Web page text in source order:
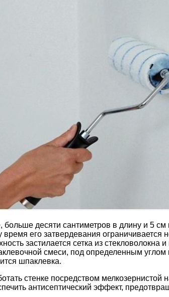
десяти сантиметров в длину и 5
время его затвердевания
застилается сетка из
смеси, под определенным
шпаклевка.
стенке посредством
антисептический эффект,